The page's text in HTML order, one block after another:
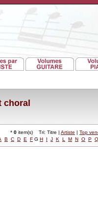
choral
* 0 item(s) Tri: Titre | Artiste | Top
B C D E F G H I J K L M N O P Q